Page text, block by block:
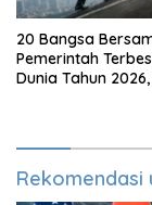
20 Bangsa
Pemerintah
Dunia Tahun
Rekomendasi